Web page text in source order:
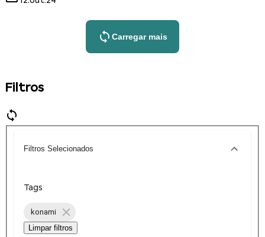
Carregar mais
Filtros
Filtros Selecionados
Tags
konami
Limpar filtros